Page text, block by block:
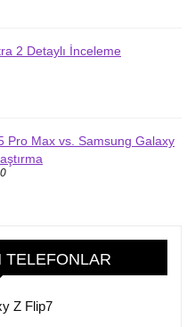
2 Detaylı İnceleme
Pro Max vs. Samsung Galaxy
0
TELEFONLAR
Z Flip7